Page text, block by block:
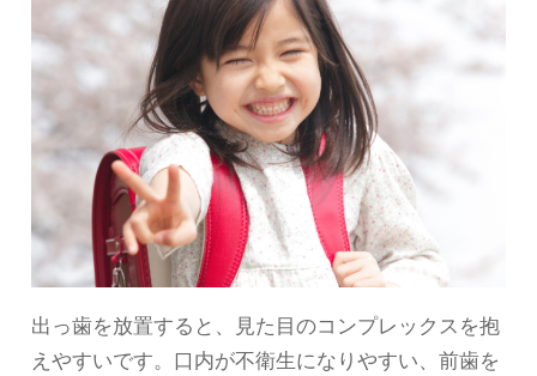
出っ歯を放置すると、見た目のコンプレックスを抱
えやすいです。口内が不衛生になりやすい、前歯を